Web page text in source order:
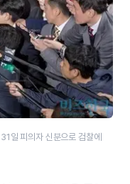
일 피의자 신분으로 검찰에